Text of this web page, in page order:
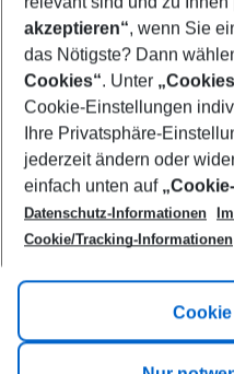
Show
Footer
Footer navigation
Title A
Link A
akzeptieren“, wenn Sie
das Nötigste? Dann
Cookies“. Unter
Cookie-Einstellungen
Ihre Privatsphäre-
jederzeit ändern oder
einfach unten auf
Datenschutz-Informationen
Cookie/Tracking-Informationen